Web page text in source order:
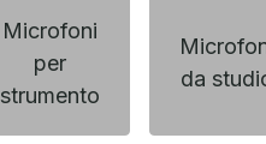
Microfoni
per
strumento
da